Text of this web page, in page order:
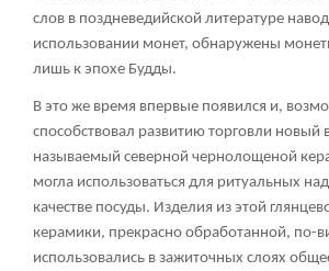
слов в поздневедийской литературе
использовании монет, обнаружены
лишь к эпохе Будды.
В это же время впервые появился и,
способствовал развитию торговли новый
называемый северной чернолощеной
могла использоваться для ритуальных
качестве посуды. Изделия из этой
керамики, прекрасно обработанной, по-
использовались в зажиточных слоях